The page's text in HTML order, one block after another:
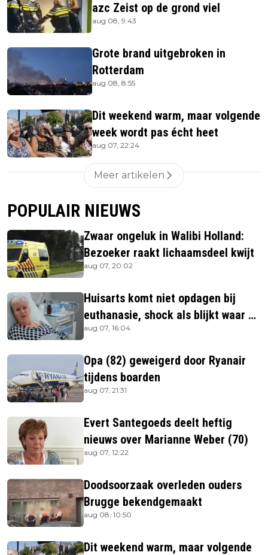
azc Zeist op de grond viel
aug 08, 9:43
Grote brand uitgebroken in
Rotterdam
aug 08, 8:55
Dit weekend warm, maar volgende
week wordt pas écht heet
aug 07, 22:24
Meer artikelen
POPULAIR NIEUWS
Zwaar ongeluk in Walibi Holland:
Bezoeker raakt lichaamsdeel kwijt
aug 07, 20:02
Huisarts komt niet opdagen bij
euthanasie, shock als blijkt waar ze
is
aug 07, 16:04
Opa (82) geweigerd door Ryanair
tijdens boarden
aug 07, 21:31
Evert Santegoeds deelt heftig
nieuws over Marianne Weber (70)
aug 07, 12:22
Doodsoorzaak overleden ouders
Brugge bekendgemaakt
aug 08, 10:50
Dit weekend warm, maar volgende